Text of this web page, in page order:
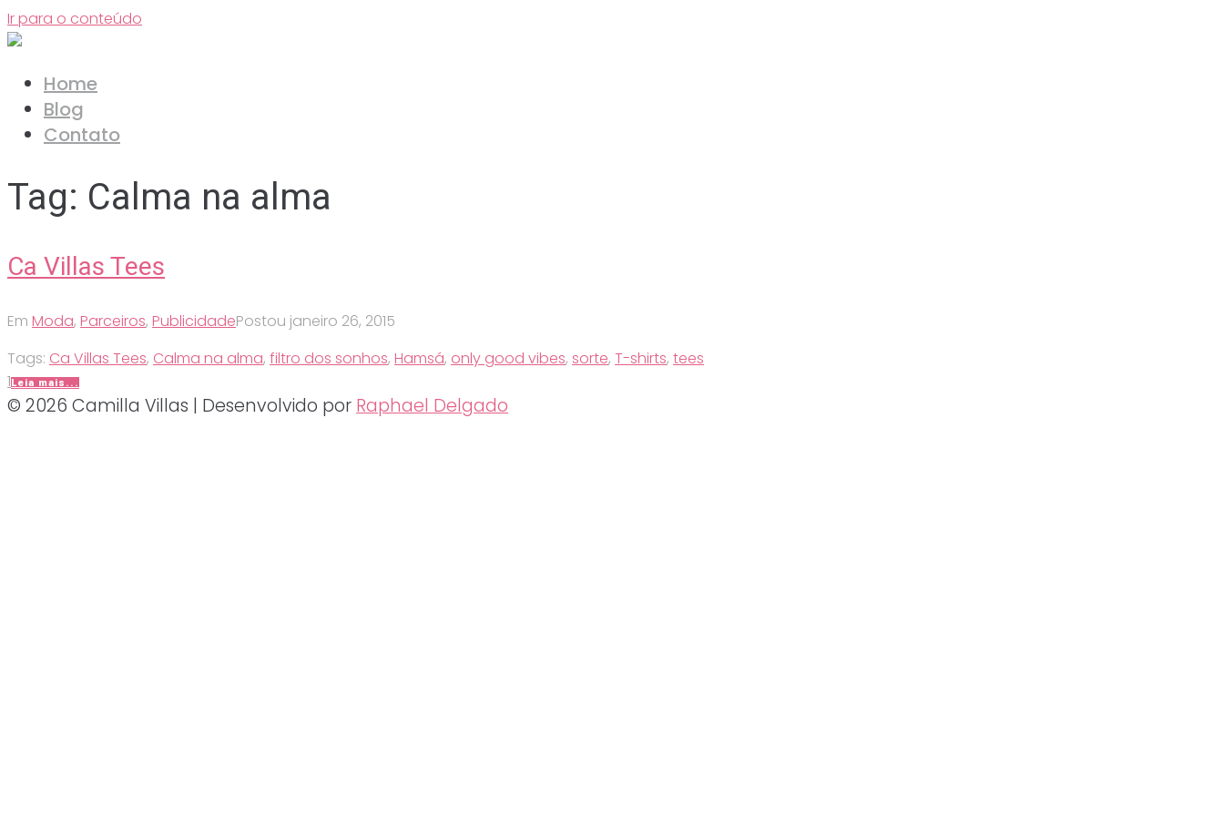
Ir para o conteúdo
Home
Blog
Contato
Tag: Calma na alma
Ca Villas Tees
Em Moda, Parceiros, PublicidadePostou janeiro 26, 2015
Tags: Ca Villas Tees, Calma na alma, filtro dos sonhos, Hamsá, only good vibes, sorte, T-shirts, tees
1Leia mais...
© 2026 Camilla Villas | Desenvolvido por Raphael Delgado